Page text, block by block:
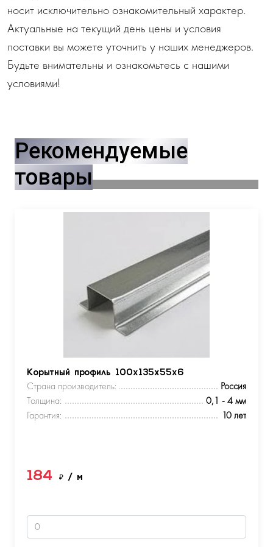
носит исключительно ознакомительный характер.
Актуальные на текущий день цены и условия
поставки вы можете уточнить у наших менеджеров.
Будьте внимательны и ознакомьтесь с нашими
условиями!
Рекомендуемые
товары
Корытный профиль 100х135х55х6
Страна производитель:
Россия
Толщина:
0,1 - 4 мм
Гарантия:
10 лет
184 ₽ / м